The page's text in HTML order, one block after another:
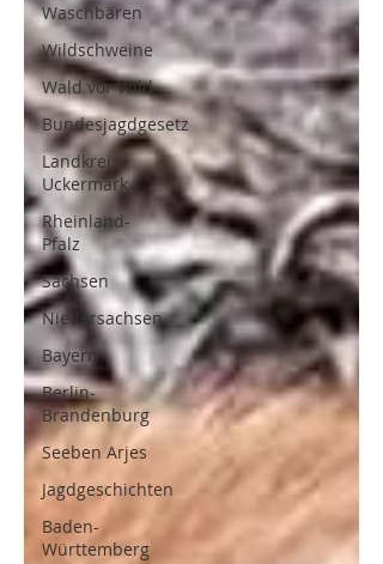
Waschbären
Wildschweine
Wald vor Wild
Bundesjagdgesetz
Landkreis
Uckermark
Rheinland-
Pfalz
Sachsen
Niedersachsen
Bayern
Berlin-
Brandenburg
Seeben Arjes
Jagdgeschichten
Baden-
Württemberg